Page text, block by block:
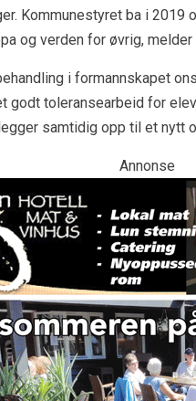
Kommunestyret ba i 2019
og verden for øvrig,
i formannskapet
godt toleransearbeid for
samtidig opp til et nytt
Annonse